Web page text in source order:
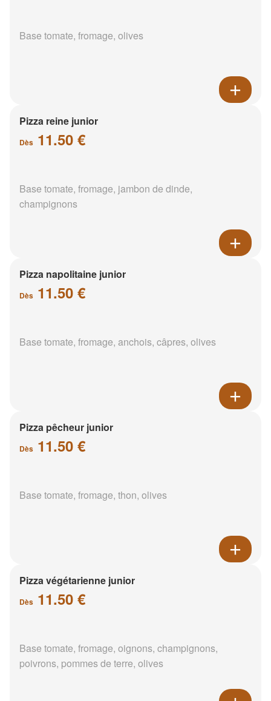
Base tomate, fromage, olives
Pizza reine junior
Dès 11.50 €
Base tomate, fromage, jambon de dinde,
champignons
Pizza napolitaine junior
Dès 11.50 €
Base tomate, fromage, anchois, câpres, olives
Pizza pêcheur junior
Dès 11.50 €
Base tomate, fromage, thon, olives
Pizza végétarienne junior
Dès 11.50 €
Base tomate, fromage, oignons, champignons,
poivrons, pommes de terre, olives